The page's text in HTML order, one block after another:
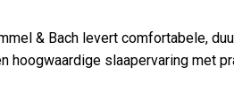
& Bach levert comfortabele,
hoogwaardige slaapervaring met